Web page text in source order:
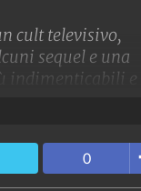
cult televisivo,
sequel e una
indimenticabili e
0